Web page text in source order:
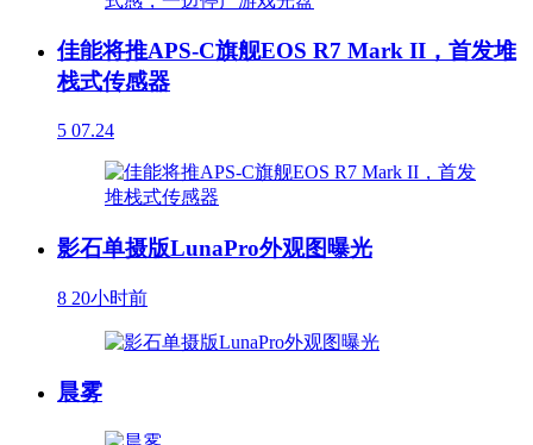
佳能将推APS-C旗舰EOS R7 Mark II，首发堆
栈式传感器
5 07.24
影石单摄版LunaPro外观图曝光
8 20小时前
晨雾